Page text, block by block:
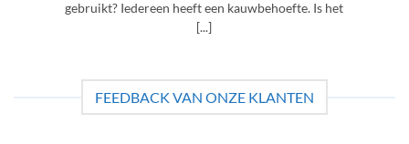
gebruikt? Iedereen heeft een kauwbehoefte. Is het
[...]
FEEDBACK VAN ONZE KLANTEN